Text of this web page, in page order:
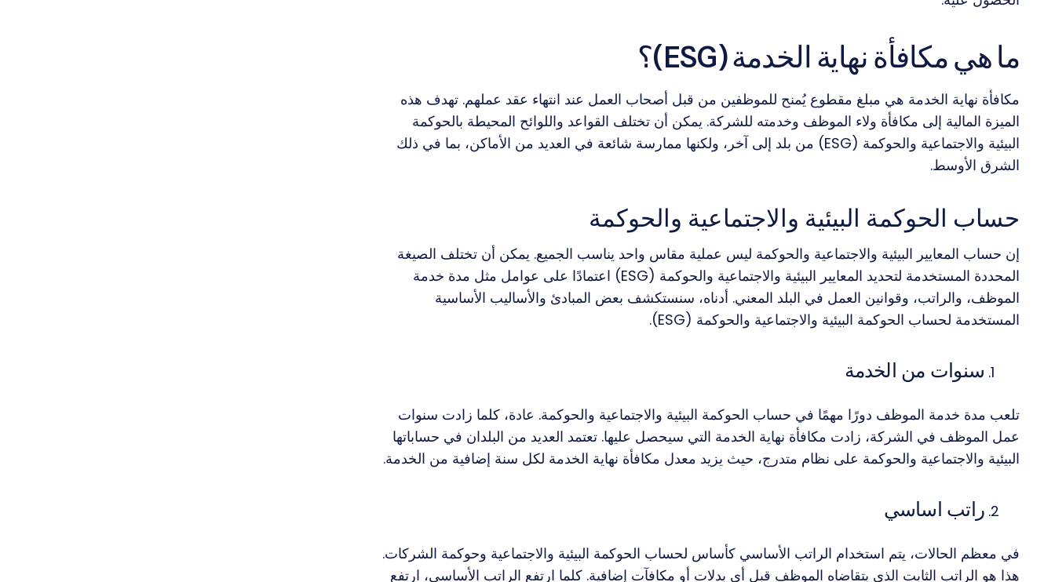
ما هي مكافأة نهاية الخدمة (ESG)؟
مكافأة نهاية الخدمة هي مبلغ مقطوع يُمنح للموظفين من قبل أصحاب العمل عند انتهاء عقد عملهم. تهدف هذه
الميزة المالية إلى مكافأة ولاء الموظف وخدمته للشركة. يمكن أن تختلف القواعد واللوائح المحيطة بالحوكمة
البيئية والاجتماعية والحوكمة (ESG) من بلد إلى آخر، ولكنها ممارسة شائعة في العديد من الأماكن، بما في ذلك
الشرق الأوسط.
حساب الحوكمة البيئية والاجتماعية والحوكمة
إن حساب المعايير البيئية والاجتماعية والحوكمة ليس عملية مقاس واحد يناسب الجميع. يمكن أن تختلف الصيغة
المحددة المستخدمة لتحديد المعايير البيئية والاجتماعية والحوكمة (ESG) اعتمادًا على عوامل مثل مدة خدمة
الموظف، والراتب، وقوانين العمل في البلد المعني. أدناه، سنستكشف بعض المبادئ والأساليب الأساسية
المستخدمة لحساب الحوكمة البيئية والاجتماعية والحوكمة (ESG).
سنوات من الخدمة
تلعب مدة خدمة الموظف دورًا مهمًا في حساب الحوكمة البيئية والاجتماعية والحوكمة. عادة، كلما زادت سنوات
عمل الموظف في الشركة، زادت مكافأة نهاية الخدمة التي سيحصل عليها. تعتمد العديد من البلدان في حساباتها
البيئية والاجتماعية والحوكمة على نظام متدرج، حيث يزيد معدل مكافأة نهاية الخدمة لكل سنة إضافية من الخدمة.
راتب اساسي
في معظم الحالات، يتم استخدام الراتب الأساسي كأساس لحساب الحوكمة البيئية والاجتماعية وحوكمة الشركات.
هذا هو الراتب الثابت الذي يتقاضاه الموظف قبل أي بدلات أو مكافآت إضافية. كلما ارتفع الراتب الأساسي، ارتفع